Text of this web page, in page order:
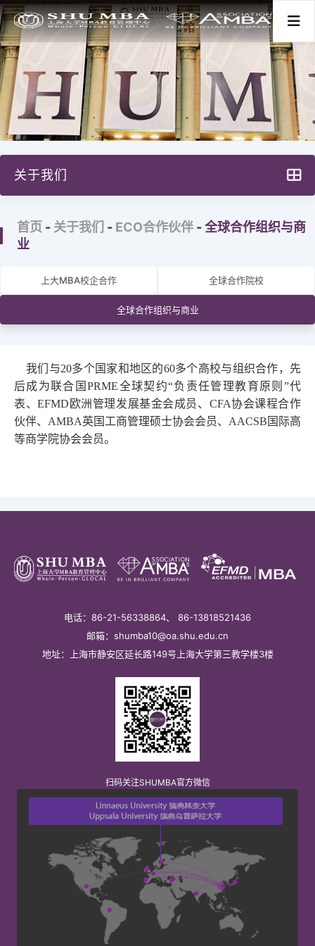
首页
新闻活动
校友
教务系统
关于我们
主任寄语
治理构架
成绩与奖状
职能办公室介绍
首页 - 关于我们 - ECO合作伙伴 -全球合作组织与商
业
上大MBA校企合作 全球合作院校
全球合作组织与商业
我们与20多个国家和地区的60多个高校与组织合作，先
后成为联合国PRME全球契约“负责任管理教育原则”代
表、EFMD 欧洲管理发展基金会成员、 CFA协会课程合作
伙伴、 AMBA英国工商管理硕士协会会员、 AACSB 国际高
等商学院协会会员。
电话：86-21-56338864、 86-13818521436
邮箱：shumba10@oa.shu.edu.cn
地址：上海市静安区延长路149号上海大学第三教学楼3楼
扫码关注SHUMBA官方微信